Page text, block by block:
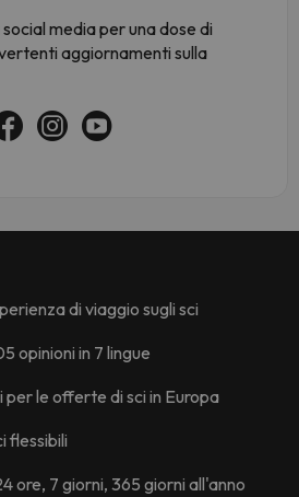
social media per una dose di
aggiornamenti sulla
di viaggio sugli sci
opinioni in 7 lingue
le offerte di sci in Europa
flessibili
ore, 7 giorni, 365 giorni all'anno